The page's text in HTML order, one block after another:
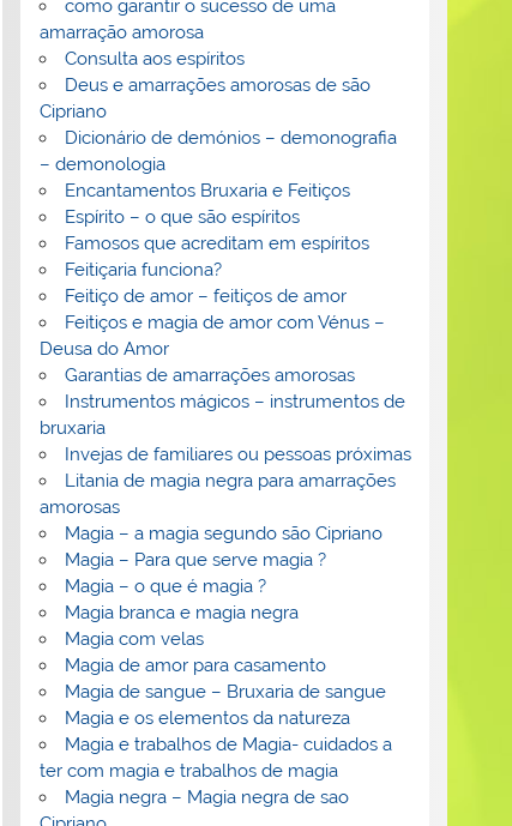
como garantir o sucesso de uma
amarração amorosa
Consulta aos espíritos
Deus e amarrações amorosas de são
Cipriano
Dicionário de demónios – demonografia
– demonologia
Encantamentos Bruxaria e Feitiços
Espírito – o que são espíritos
Famosos que acreditam em espíritos
Feitiçaria funciona?
Feitiço de amor – feitiços de amor
Feitiços e magia de amor com Vénus –
Deusa do Amor
Garantias de amarrações amorosas
Instrumentos mágicos – instrumentos de
bruxaria
Invejas de familiares ou pessoas próximas
Litania de magia negra para amarrações
amorosas
Magia – a magia segundo são Cipriano
Magia – Para que serve magia ?
Magia – o que é magia ?
Magia branca e magia negra
Magia com velas
Magia de amor para casamento
Magia de sangue – Bruxaria de sangue
Magia e os elementos da natureza
Magia e trabalhos de Magia- cuidados a
ter com magia e trabalhos de magia
Magia negra – Magia negra de sao